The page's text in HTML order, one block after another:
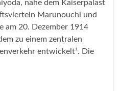
nahe dem Kaiserpalast
Marunouchi und
am 20. Dezember 1914
zu einem zentralen
entwickelt¹. Die